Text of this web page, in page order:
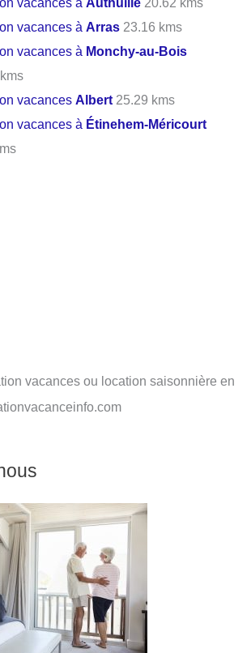
vacances àArras 23.16 kms
vacances à Monchy-au-Bois
vacancesAlbert 25.29 kms
vacances à Étinehem-Méricourt
vacances ou location saisonnière en